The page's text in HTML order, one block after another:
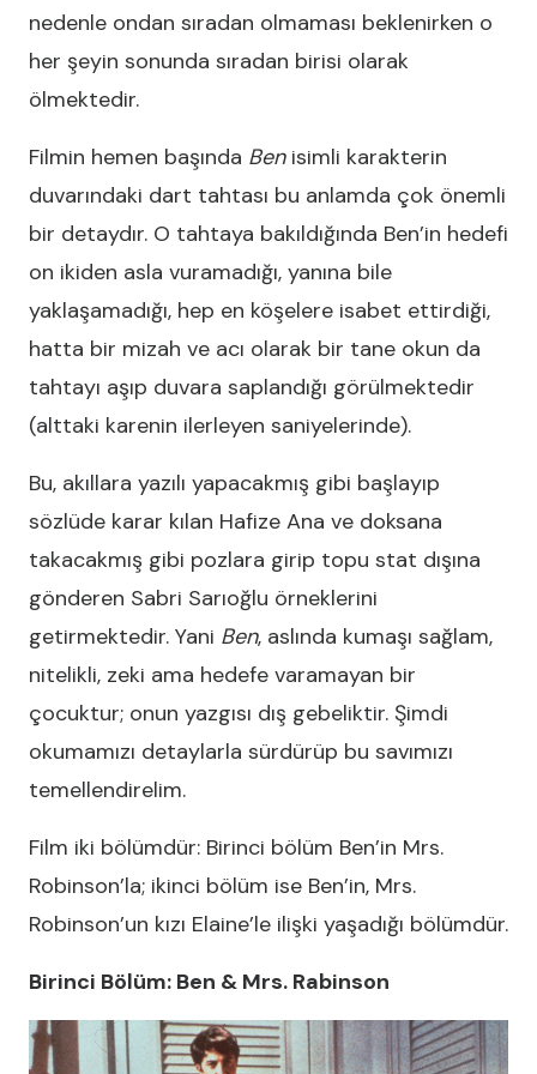
nedenle ondan sıradan olmaması beklenirken o
her şeyin sonunda sıradan birisi olarak
ölmektedir.
Filmin hemen başında Ben isimli karakterin
duvarındaki dart tahtası bu anlamda çok önemli
bir detaydır. O tahtaya bakıldığında Ben’in hedefi
on ikiden asla vuramadığı, yanına bile
yaklaşamadığı, hep en köşelere isabet ettirdiği,
hatta bir mizah ve acı olarak bir tane okun da
tahtayı aşıp duvara saplandığı görülmektedir
(alttaki karenin ilerleyen saniyelerinde).
Bu, akıllara yazılı yapacakmış gibi başlayıp
sözlüde karar kılan Hafize Ana ve doksana
takacakmış gibi pozlara girip topu stat dışına
gönderen Sabri Sarıoğlu örneklerini
getirmektedir. Yani Ben, aslında kumaşı sağlam,
nitelikli, zeki ama hedefe varamayan bir
çocuktur; onun yazgısı dış gebeliktir. Şimdi
okumamızı detaylarla sürdürüp bu savımızı
temellendirelim.
Film iki bölümdür: Birinci bölüm Ben’in Mrs.
Robinson’la; ikinci bölüm ise Ben’in, Mrs.
Robinson’un kızı Elaine’le ilişki yaşadığı bölümdür.
Birinci Bölüm: Ben & Mrs. Rabinson